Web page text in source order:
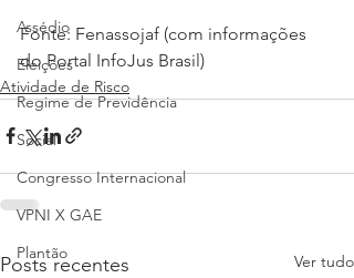
Assédio
Eleições
Regime de Previdência
Social
Congresso Internacional
VPNI X GAE
Plantão
Fonte: Fenassojaf (com informações
do Portal InfoJus Brasil)
Atividade de Risco
Posts recentes Ver tudo